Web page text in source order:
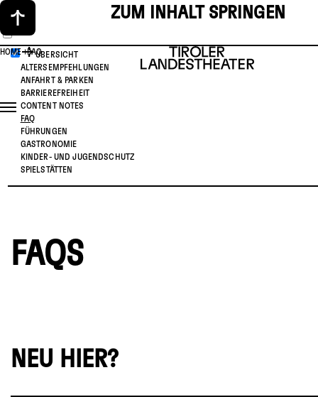
ZUM INHALT SPRINGEN
HOME FAQ
FAQS
NEU HIER?
ÜBERSICHT
ALTERSEMPFEHLUNGEN
ANFAHRT & PARKEN
BARRIEREFREIHEIT
CONTENT NOTES
FAQ
FÜHRUNGEN
GASTRONOMIE
KINDER- UND JUGENDSCHUTZ
SPIELSTÄTTEN